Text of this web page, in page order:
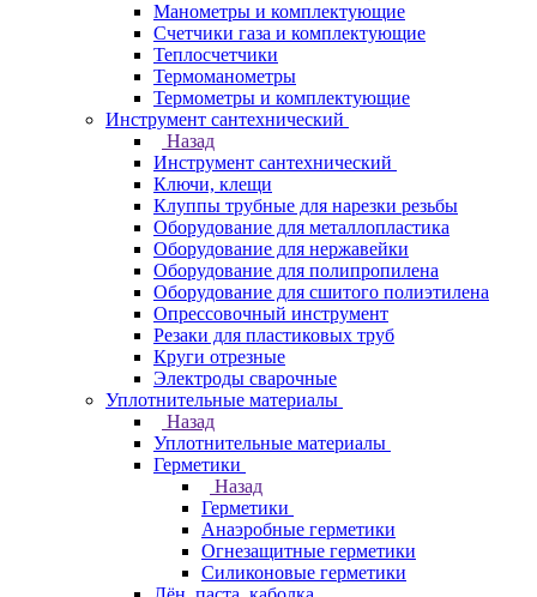
Манометры и комплектующие
Счетчики газа и комплектующие
Теплосчетчики
Термоманометры
Термометры и комплектующие
Инструмент сантехнический
Назад
Инструмент сантехнический
Ключи, клещи
Клуппы трубные для нарезки резьбы
Оборудование для металлопластика
Оборудование для нержавейки
Оборудование для полипропилена
Оборудование для сшитого полиэтилена
Опрессовочный инструмент
Резаки для пластиковых труб
Круги отрезные
Электроды сварочные
Уплотнительные материалы
Назад
Уплотнительные материалы
Герметики
Назад
Герметики
Анаэробные герметики
Огнезащитные герметики
Силиконовые герметики